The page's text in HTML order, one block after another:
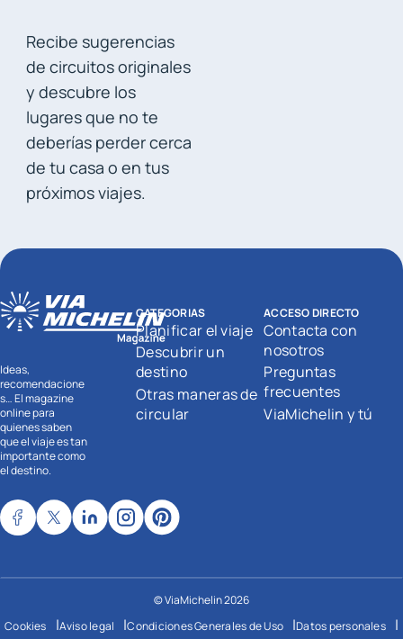
Recibe sugerencias
de circuitos originales
y descubre los
lugares que no te
deberías perder cerca
de tu casa o en tus
próximos viajes.
Ideas,
recomendacione
s… El magazine
online para
quienes saben
que el viaje es tan
importante como
el destino.
CATEGORIAS
Planificar el viaje
Descubrir un
destino
Otras maneras de
circular
ACCESO DIRECTO
Contacta con
nosotros
Preguntas
frecuentes
ViaMichelin y tú
© ViaMichelin 2026
Cookies
|Aviso legal |Condiciones Generales de Uso |Datos personales |